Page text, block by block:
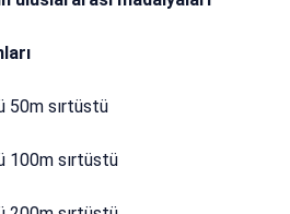
50m sırtüstü
100m sırtüstü